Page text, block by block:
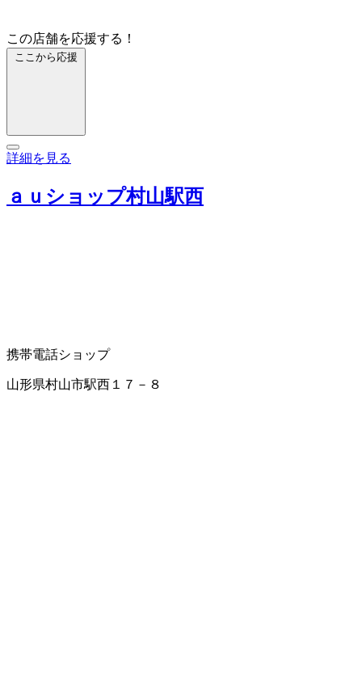
この店舗を応援する！
ここから応援
詳細を見る
ａｕショップ村山駅西
携帯電話ショップ
山形県村山市駅西１７－８